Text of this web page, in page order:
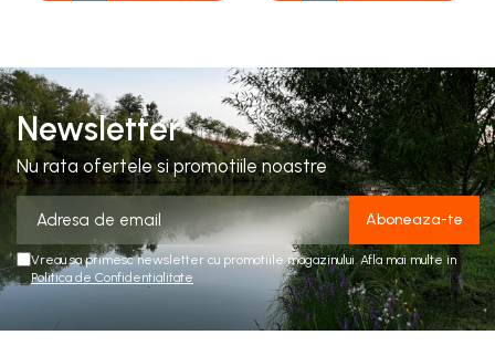
Newsletter
Nu rata ofertele si promotiile noastre
Vreau sa primesc newsletter cu promotiile magazinului. Afla mai multe in
Politica de Confidentialitate